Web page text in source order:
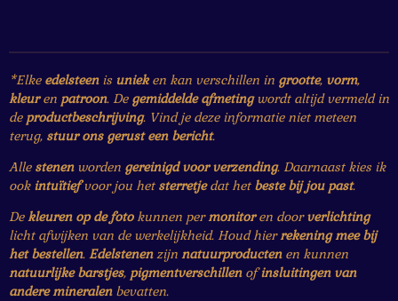
*Elke edelsteenis unieken kan verschillen in grootte, vorm,
kleuren patroon. De gemiddelde afmetingwordt altijd vermeld in
de productbeschrijving. Vind je deze informatie niet meteen
terug, stuur ons gerust een bericht.
Alle stenenworden gereinigd voor verzending. Daarnaast kies ik
ook intuïtiefvoor jou het sterretjedat het beste bij jou past.
Dekleuren op de fotokunnen permonitoren doorverlichting
licht afwijken van de werkelijkheid. Houd hierrekening mee bij
het bestellen. Edelstenenzijn natuurproductenen kunnen
natuurlijke barstjes, pigmentverschillenofinsluitingen van
andere mineralenbevatten.